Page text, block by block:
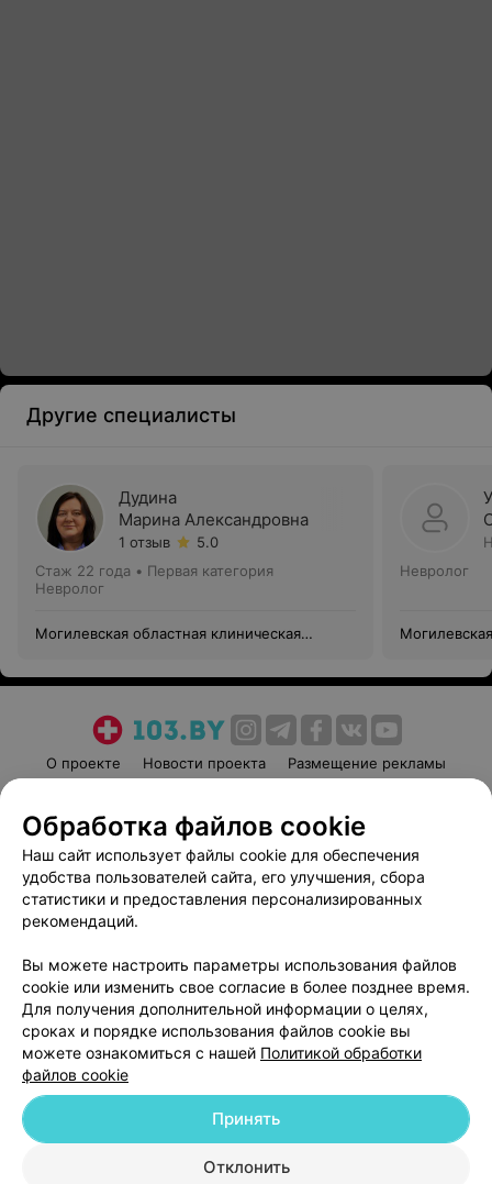
Другие специалисты
Дудина
Марина Александровна
1 отзыв
5.0
Стаж 22 года • Первая категория
Невролог
Могилевская областная клиническая
Невролог
О проекте Новости проекта
Размещение рекламы
Пользовательское соглашение
Способы оплаты
Вакансии
Партнеры
Написать руководителю 103.by
Обработка персональных данных
© 2026 ООО «Артокс Лаб», УНП 191700409
| 220012, Республика Беларусь,
Обработка файлов cookie
Наш сайт использует файлы cookie для обеспечения
удобства пользователей сайта, его улучшения, сбора
статистики и предоставления персонализированных
рекомендаций.
Вы можете настроить параметры использования файлов
cookie или изменить свое согласие в более позднее время.
Для получения дополнительной информации о целях,
сроках и порядке использования файлов cookie вы
можете ознакомиться с нашей Политикой обработки
файлов cookie
Отклонить
Принять